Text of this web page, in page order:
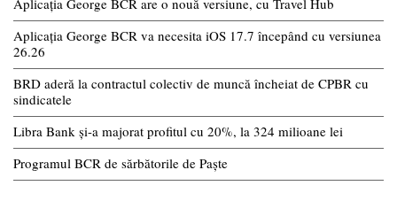
Aplicația George BCR are o nouă versiune, cu Travel Hub
Aplicația George BCR va necesita iOS 17.7 începând cu versiunea
26.26
BRD aderă la contractul colectiv de muncă încheiat de CPBR cu
sindicatele
Libra Bank și-a majorat profitul cu 20%, la 324 milioane lei
Programul BCR de sărbătorile de Paște